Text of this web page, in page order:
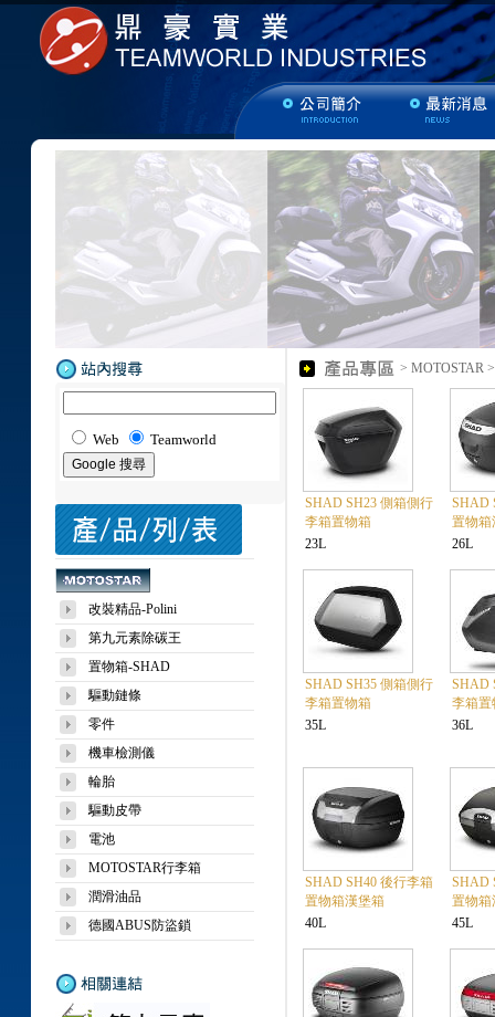
Web Teamworld
改裝精品-Polini
第九元素除碳王
置物箱-SHAD
驅動鏈條
零件
機車檢測儀
輪胎
驅動皮帶
電池
MOTOSTAR行李箱
潤滑油品
德國ABUS防盜鎖
> MOTOSTAR
SHAD SH23 側箱側行
李箱置物箱
23L
SHAD
置物箱
26L
SHAD SH35 側箱側行
李箱置物箱
35L
SHAD
李箱置
36L
SHAD SH40 後行李箱
置物箱漢堡箱
40L
SHAD
置物箱
45L